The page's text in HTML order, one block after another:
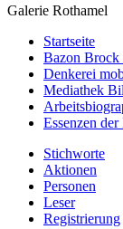
Galerie Rothamel
Startseite
Bazon Brock
Denkerei
Mediathek
Essenzen der
Stichworte
Aktionen
Personen
Leser
Registrierung